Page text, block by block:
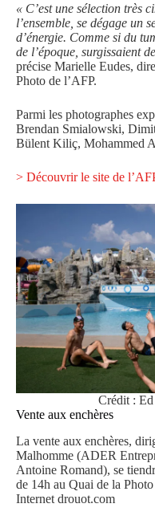
« C’est une sélection très
l’ensemble, se dégage un
d’énergie. Comme si du
de l’époque, surgissaient
précise Marielle Eudes,
Photo de l’AFP.
Parmi les photographes
Brendan Smialowski,
Bülent Kiliç, Mohammed
> Découvrir le site de
Crédit :
Vente aux enchères
La vente aux enchères,
Malhomme (ADER
Antoine Romand), se
de 14h au Quai de la
Internet drouot.com